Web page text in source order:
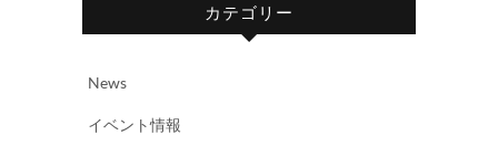
カテゴリー
News
イベント情報